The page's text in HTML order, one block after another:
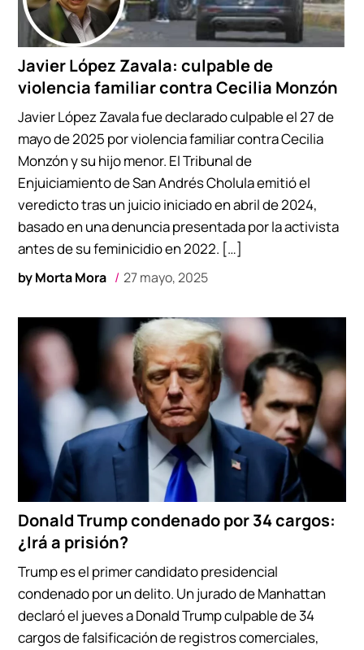
Javier López Zavala: culpable de
violencia familiar contra Cecilia Monzón
byMorta Mora 27 mayo, 2025
Javier López Zavala fue declarado culpable el 27 de
mayo de 2025 por violencia familiar contra Cecilia
Monzón y su hijo menor. El Tribunal de
Enjuiciamiento de San Andrés Cholula emitió el
veredicto tras un juicio iniciado en abril de 2024,
basado en una denuncia presentada por la activista
antes de su feminicidio en 2022. […]
Donald Trump condenado por 34 cargos:
¿Irá a prisión?
Trump es el primer candidato presidencial
condenado por un delito. Un jurado de Manhattan
declaró el jueves a Donald Trump culpable de 34
cargos de falsificación de registros comerciales,